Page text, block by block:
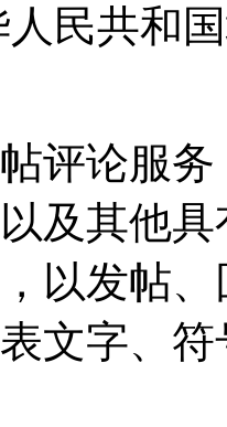
民共和
评论服
及其他
以发帖
文字、